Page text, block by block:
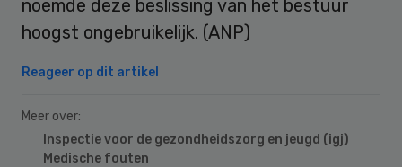
noemde deze beslissing van het bestuur
hoogst ongebruikelijk. (ANP)
Reageer op dit artikel
Meer over:
Inspectie voor de gezondheidszorg en jeugd (igj)
Medische fouten